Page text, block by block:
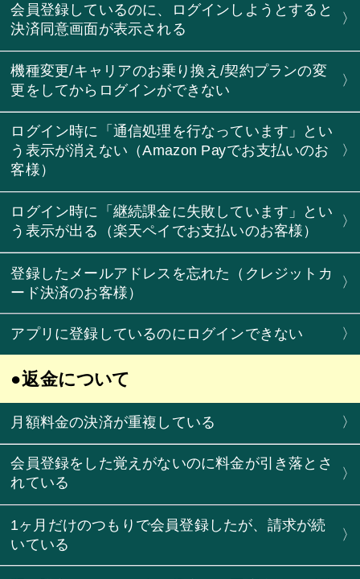
会員登録しているのに、ログインしようとすると
決済同意画面が表示される
〉
機種変更/キャリアのお乗り換え/契約プランの変
更をしてからログインができない
〉
ログイン時に「通信処理を行なっています」とい
う表示が消えない（Amazon Payでお支払いのお
客様）
〉
ログイン時に「継続課金に失敗しています」とい
う表示が出る（楽天ペイでお支払いのお客様）
〉
登録したメールアドレスを忘れた（クレジットカ
ード決済のお客様）
〉
アプリに登録しているのにログインできない 〉
●返金について
月額料金の決済が重複している 〉
会員登録をした覚えがないのに料金が引き落とさ
れている
〉
1ヶ月だけのつもりで会員登録したが、請求が続
いている
〉